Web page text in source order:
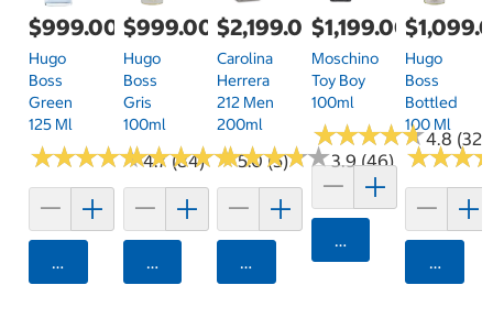
$999.00
Hugo
Boss
Green
125 Ml
★★★★★
★★★★★4.7 (84)
Agregar
$999.00
Hugo
Boss
Gris
100ml
★★★★★
★★★★★5.0 (5)
Agregar
$2,199.00
Carolina
Herrera
212 Men
200ml
★★★★★
★★★★★3.9 (46)
Agregar
$1,199.00
Moschino
Toy Boy
100ml
★★★★★
★★★★★4.8 (32)
Agregar
Hugo
Boss
Bottled
100 Ml
★★★
★★★